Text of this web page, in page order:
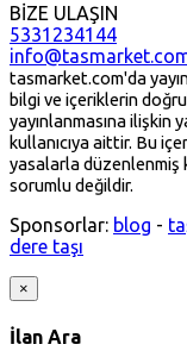
BİZE ULAŞIN
5331234144
tasmarket.com'da
bilgi ve içeriklerin
yayınlanmasına
kullanıcıya aittir. Bu
yasalarla düzenlenmiş
sorumlu değildir.
Sponsorlar: blog -
dere taşı
×
İlan Ara